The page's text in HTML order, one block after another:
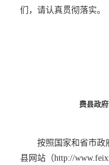
们，请认真贯彻落实。
费县政
按照国家和省市政
县网站（http://